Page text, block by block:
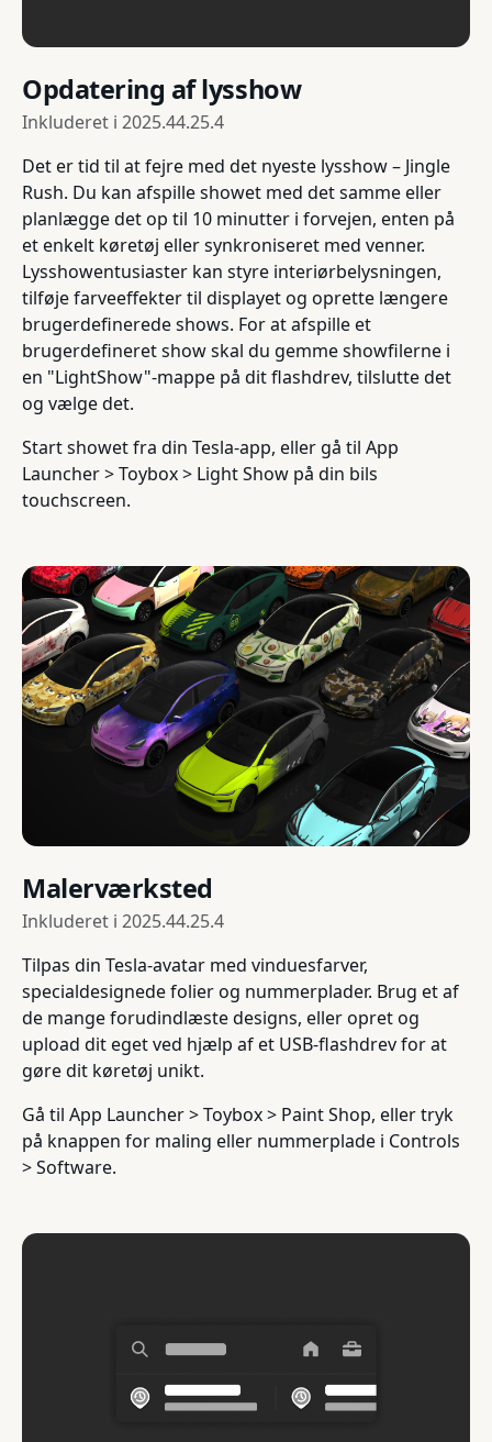
Opdatering af lysshow
Inkluderet i 2025.44.25.4
Det er tid til at fejre med det nyeste lysshow – Jingle
Rush. Du kan afspille showet med det samme eller
planlægge det op til 10 minutter i forvejen, enten på
et enkelt køretøj eller synkroniseret med venner.
Lysshowentusiaster kan styre interiørbelysningen,
tilføje farveeffekter til displayet og oprette længere
brugerdefinerede shows. For at afspille et
brugerdefineret show skal du gemme showfilerne i
en "LightShow"-mappe på dit flashdrev, tilslutte det
og vælge det.
Start showet fra din Tesla-app, eller gå til App
Launcher > Toybox > Light Show på din bils
touchscreen.
Malerværksted
Inkluderet i 2025.44.25.4
Tilpas din Tesla-avatar med vinduesfarver,
specialdesignede folier og nummerplader. Brug et af
de mange forudindlæste designs, eller opret og
upload dit eget ved hjælp af et USB-flashdrev for at
gøre dit køretøj unikt.
Gå til App Launcher > Toybox > Paint Shop, eller tryk
på knappen for maling eller nummerplade i Controls
> Software.